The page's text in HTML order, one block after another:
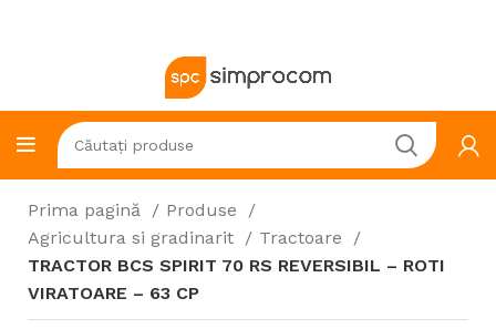
Prima pagină
Produse
Agricultura si gradinarit
Tractoare
TRACTOR BCS SPIRIT 70 RS REVERSIBIL – ROTI
VIRATOARE – 63 CP